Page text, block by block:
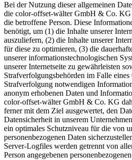
Bei der Nutzung dieser allgemeinen
die color-offset-wälter GmbH & Co. KG
die betroffene Person. Diese
benötigt, um (1) die Inhalte unserer
auszuliefern, (2) die Inhalte unserer
für diese zu optimieren, (3) die
unserer informationstechnologischen
unserer Internetseite zu gewährleisten
Strafverfolgungsbehörden im Falle
Strafverfolgung notwendigen
anonym erhobenen Daten und
color-offset-wälter GmbH & Co. KG
ferner mit dem Ziel ausgewertet, den
Datensicherheit in unserem
ein optimales Schutzniveau für die von
personenbezogenen Daten
Server-Logfiles werden getrennt von
Person angegebenen